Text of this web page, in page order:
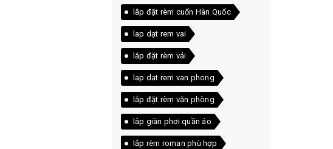
phòng
lắp đặt rèm cuốn Hàn Quốc
lap dạt rem vai
lắp đặt rèm vải
lap dat rem van phong
lắp đặt rèm văn phòng
lắp giàn phơi quần áo
lắp rèm roman phù hợp